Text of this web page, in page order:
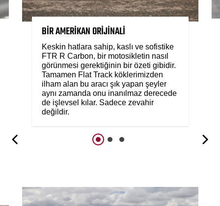
BİR AMERİKAN ORİJİNALİ
Keskin hatlara sahip, kaslı ve sofistike
FTR R Carbon, bir motosikletin nasıl
görünmesi gerektiğinin bir özeti gibidir.
Tamamen Flat Track köklerimizden
ilham alan bu aracı şık yapan şeyler
aynı zamanda onu inanılmaz derecede
de işlevsel kılar. Sadece zevahir
değildir.